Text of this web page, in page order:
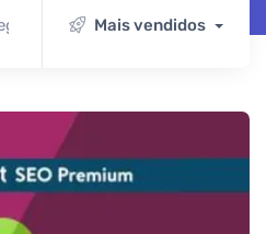
Mais vendidos